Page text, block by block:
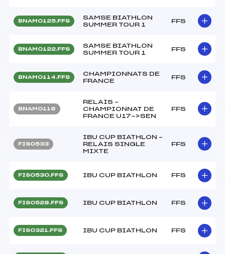
BNAM0125.FFS
SAMSE BIATHLON
SUMMER TOUR 1
FFS
BNAM0122.FFS
SAMSE BIATHLON
SUMMER TOUR 1
FFS
BNAM0114.FFS
CHAMPIONNATS DE
FRANCE
FFS
BNAM0116
RELAIS –
CHAMPIONNAT DE
FRANCE U17->SEN
FFS
FIS0533
IBU CUP BIATHLON –
RELAIS SINGLE
MIXTE
FFS
FIS0530.FFS IBU CUP BIATHLON FFS
FIS0528.FFS IBU CUP BIATHLON FFS
FIS0321.FFS IBU CUP BIATHLON FFS